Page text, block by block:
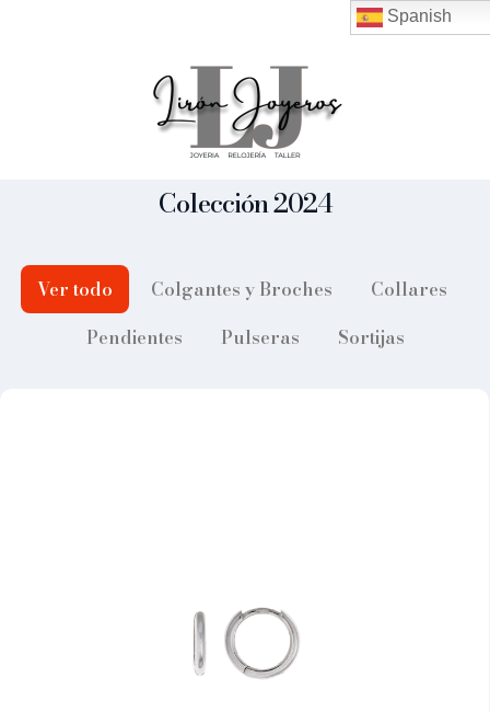
Colección 2024
Ver todo Colgantes y Broches
Collares
Pendientes
Pulseras Sortijas
Spanish